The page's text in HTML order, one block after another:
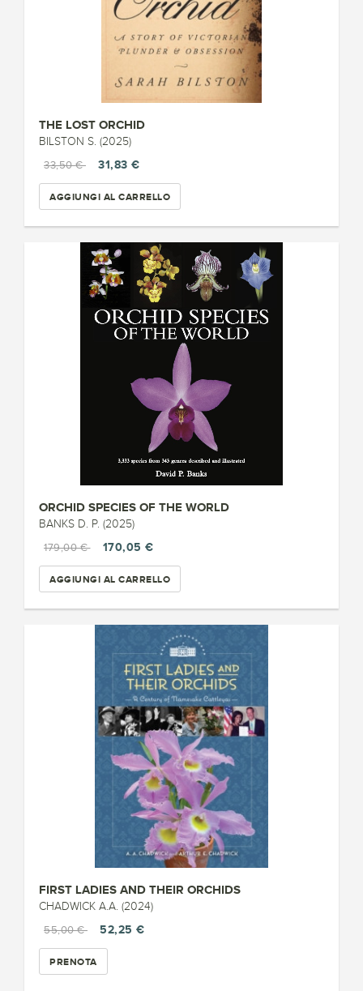
THE LOST ORCHID
BILSTON S. (2025)
33,50 €
31,83 €
AGGIUNGI AL CARRELLO
ORCHID SPECIES OF THE WORLD
BANKS D. P. (2025)
179,00 €
170,05 €
AGGIUNGI AL CARRELLO
FIRST LADIES AND THEIR ORCHIDS
CHADWICK A.A. (2024)
55,00 €
52,25 €
PRENOTA